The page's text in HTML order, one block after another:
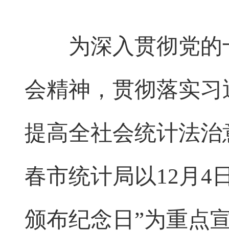
为深入贯彻党的
会精神，贯彻落实
提高全社会统计法
春市统计局以12月4
颁布纪念日”为重点